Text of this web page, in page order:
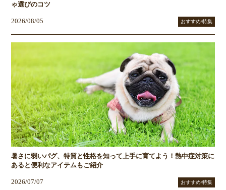
ゃ選びのコツ
2026/08/05 おすすめ/特集
暑さに弱いパグ、特質と性格を知って上手に育てよう！熱中症対策に
あると便利なアイテムもご紹介
2026/07/07 おすすめ/特集